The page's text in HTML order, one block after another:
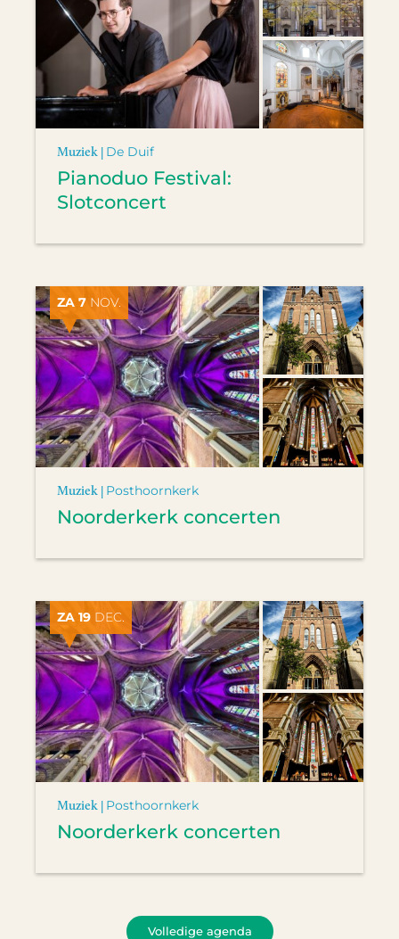
Muziek | De Duif
Pianoduo Festival:
Slotconcert
ZA 7 NOV.
Muziek | Posthoornkerk
Noorderkerk concerten
ZA 19 DEC.
Muziek | Posthoornkerk
Noorderkerk concerten
Volledige agenda